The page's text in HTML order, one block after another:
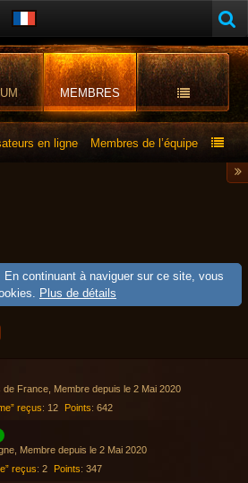
MEMBRES
en ligne Membres de l’équipe
continuant à naviguer sur ce site, vous
Plus de détails
de France Membre depuis le 2 Mai 2020
reçus 12 Points 642
Membre depuis le 2 Mai 2020
reçus 2 Points 347